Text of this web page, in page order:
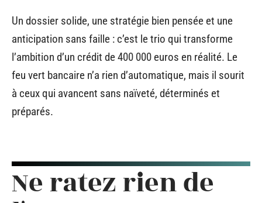
Un dossier solide, une stratégie bien pensée et une
anticipation sans faille : c’est le trio qui transforme
l’ambition d’un crédit de 400 000 euros en réalité. Le
feu vert bancaire n’a rien d’automatique, mais il sourit
à ceux qui avancent sans naïveté, déterminés et
préparés.
Ne ratez rien de